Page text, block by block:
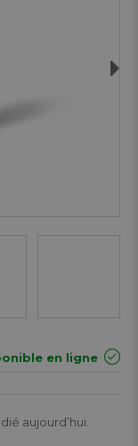
en ligne
aujourd’hui.